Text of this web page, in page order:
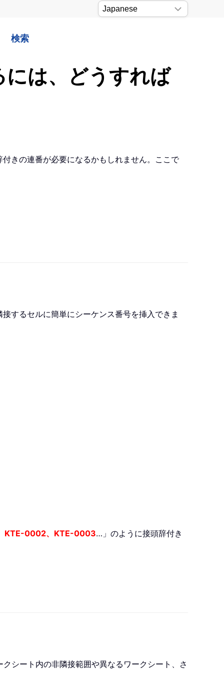
検索
は、どうすれば
きの連番が必要になるかもしれません。ここで
するセルに簡単にシーケンス番号を挿入できま
KTE-0002、KTE-0003…」のように接頭辞付き
シート内の非隣接範囲や異なるワークシート、さ